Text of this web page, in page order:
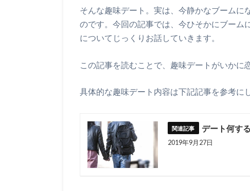
そんな趣味デート。実は、今静かなブームに
のです。今回の記事では、今ひそかにブーム
についてじっくりお話していきます。
この記事を読むことで、趣味デートがいかに
具体的な趣味デート内容は下記記事を参考に
デート何す
2019年9月27日